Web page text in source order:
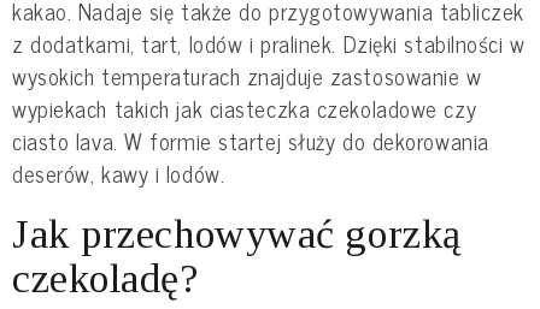
kakao. Nadaje się także do przygotowywania tabliczek
z dodatkami, tart, lodów i pralinek. Dzięki stabilności w
wysokich temperaturach znajduje zastosowanie w
wypiekach takich jak ciasteczka czekoladowe czy
ciasto lava. W formie startej służy do dekorowania
deserów, kawy i lodów.
Jak przechowywać gorzką
czekoladę?